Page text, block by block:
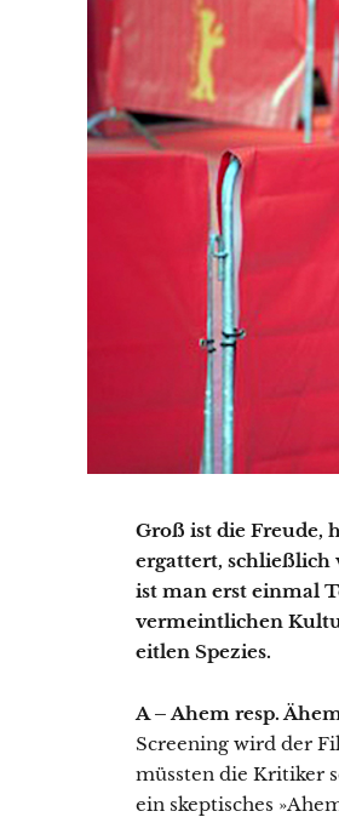
Groß ist die Freude,
ergattert, schließlich
ist man erst einmal
vermeintlichen
eitlen Spezies.
A – Ahem resp.
Screening wird der
müssten die Kritiker
ein skeptisches